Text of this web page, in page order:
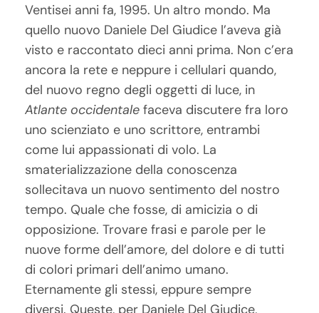
Ventisei anni fa, 1995. Un altro mondo. Ma
quello nuovo Daniele Del Giudice l’aveva già
visto e raccontato dieci anni prima. Non c’era
ancora la rete e neppure i cellulari quando,
del nuovo regno degli oggetti di luce, in
Atlante occidentale faceva discutere fra loro
uno scienziato e uno scrittore, entrambi
come lui appassionati di volo. La
smaterializzazione della conoscenza
sollecitava un nuovo sentimento del nostro
tempo. Quale che fosse, di amicizia o di
opposizione. Trovare frasi e parole per le
nuove forme dell’amore, del dolore e di tutti
di colori primari dell’animo umano.
Eternamente gli stessi, eppure sempre
diversi. Queste, per Daniele Del Giudice,